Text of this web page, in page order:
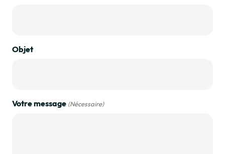
Objet
Votre message (Nécessaire)